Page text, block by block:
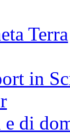
Terra
in
di